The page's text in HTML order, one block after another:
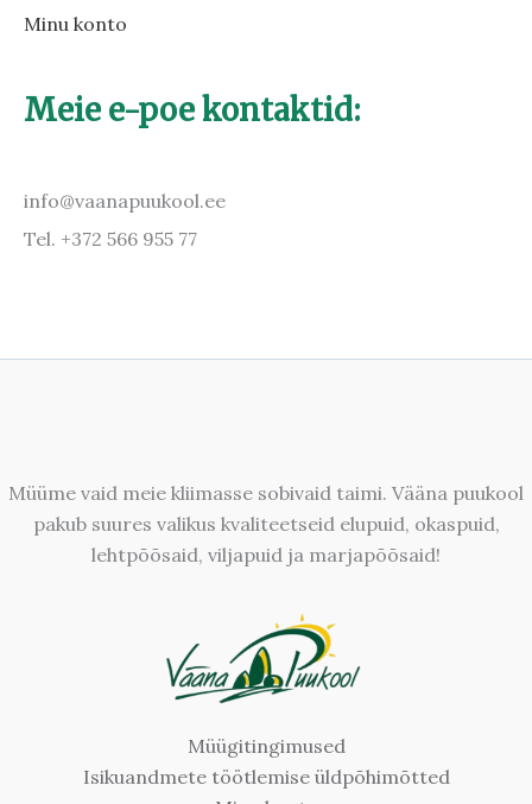
Minu konto
Meie e-poe kontaktid:
info@vaanapuukool.ee
Tel. +372 566 955 77
Müüme vaid meie kliimasse sobivaid taimi. Vääna puukool
pakub suures valikus kvaliteetseid elupuid, okaspuid,
lehtpõõsaid, viljapuid ja marjapõõsaid!
Müügitingimused
Isikuandmete töötlemise üldpõhimõtted